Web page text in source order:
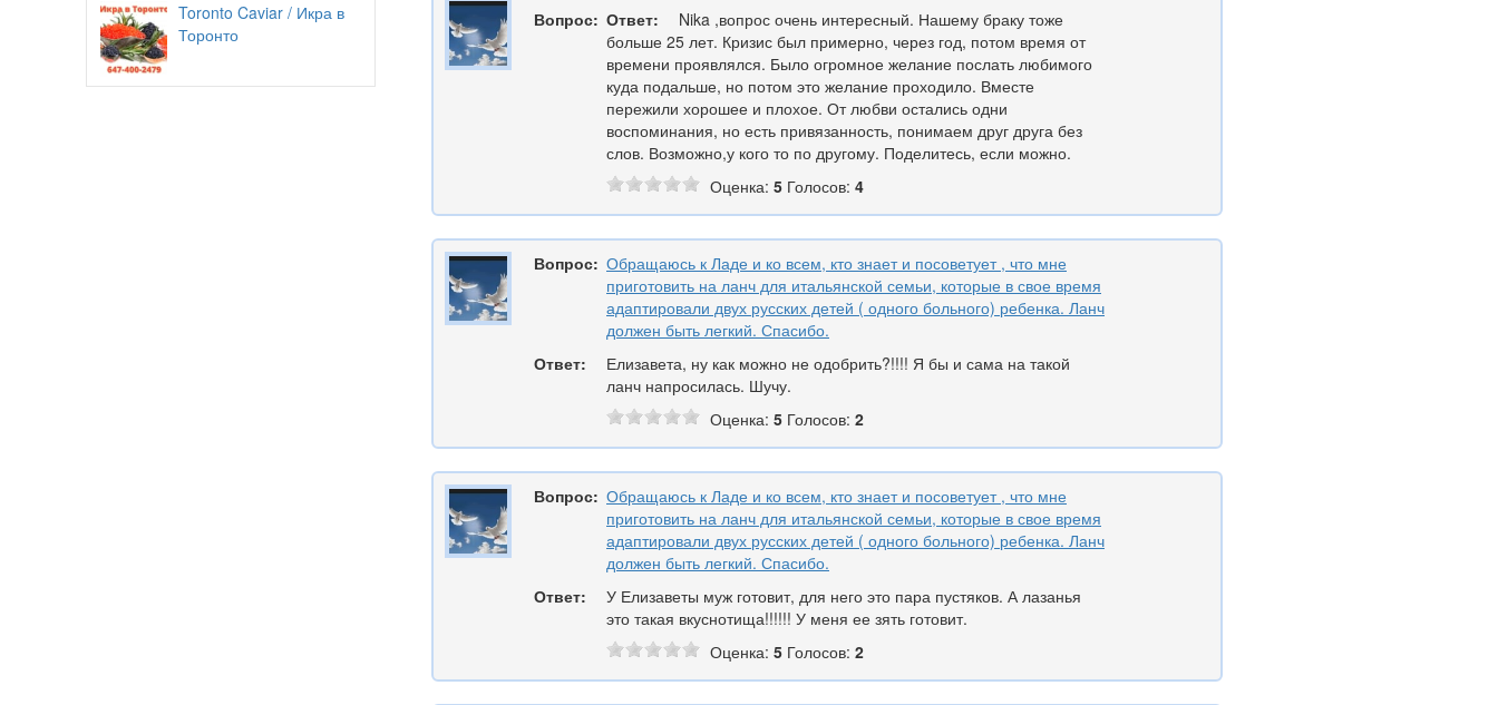
Toronto Caviar / Икра в
Торонто
Вопрос: Ответ:
Nika ,вопрос очень интересный. Нашему браку тоже
больше 25 лет. Кризис был примерно, через год, потом время от
времени проявлялся. Было огромное желание послать любимого
куда подальше, но потом это желание проходило. Вместе
пережили хорошее и плохое. От любви остались одни
воспоминания, но есть привязанность, понимаем друг друга без
слов. Возможно,у кого то по другому. Поделитесь, если можно.
Оценка: 5 Голосов: 4
Вопрос: Обращаюсь к Ладе и ко всем, кто знает и посоветует , что мне
приготовить на ланч для итальянской семьи, которые в свое время
адаптировали двух русских детей ( одного больного) ребенка. Ланч
должен быть легкий. Спасибо.
Ответ:
Елизавета, ну как можно не одобрить?!!!! Я бы и сама на такой
ланч напросилась. Шучу.
Оценка: 5 Голосов: 2
Вопрос: Обращаюсь к Ладе и ко всем, кто знает и посоветует , что мне
приготовить на ланч для итальянской семьи, которые в свое время
адаптировали двух русских детей ( одного больного) ребенка. Ланч
должен быть легкий. Спасибо.
Ответ:
У Елизаветы муж готовит, для него это пара пустяков. А лазанья
это такая вкуснотища!!!!!! У меня ее зять готовит.
Оценка: 5 Голосов: 2